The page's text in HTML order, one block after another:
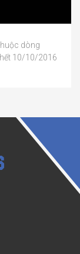
dòng
10/10/2016